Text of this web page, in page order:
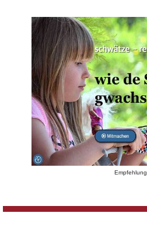
Empfehlung